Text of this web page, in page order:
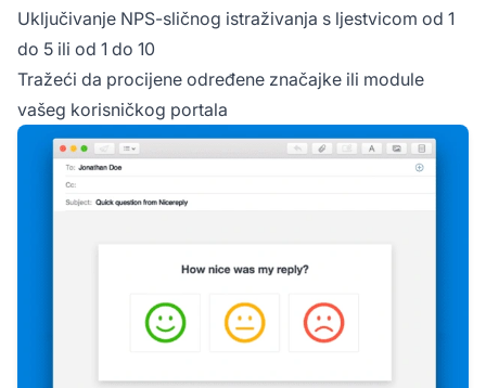
Uključivanje NPS-sličnog istraživanja s ljestvicom od 1
do 5 ili od 1 do 10
Tražeći da procijene određene značajke ili module
vašeg korisničkog portala